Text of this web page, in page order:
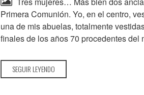
Primera Comunión. Yo, en el centro,
una de mis abuelas, totalmente
finales de los años 70 procedentes del
SEGUIR LEYENDO